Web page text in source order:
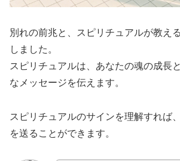
別れの前兆と、スピリチュアルが教え
しました。
スピリチュアルは、あなたの魂の成長
なメッセージを伝えます。
スピリチュアルのサインを理解すれば
を送ることができます。